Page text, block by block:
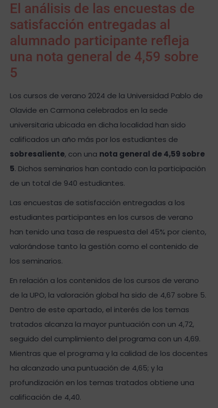
El análisis de las encuestas de
satisfacción entregadas al
alumnado participante refleja
una nota general de 4,59 sobre
5
Los cursos de verano 2024 de la Universidad Pablo de
Olavide en Carmona celebrados en la sede
universitaria ubicada en dicha localidad han sido
calificados un año más por los estudiantes de
sobresaliente, con una nota general de 4,59 sobre
5. Dichos seminarios han contado con la participación
de un total de 940 estudiantes.
Las encuestas de satisfacción entregadas a los
estudiantes participantes en los cursos de verano
han tenido una tasa de respuesta del 45% por ciento,
valorándose tanto la gestión como el contenido de
los seminarios.
En relación a los contenidos de los cursos de verano
de la UPO, la valoración global ha sido de 4,67 sobre 5.
Dentro de este apartado, el interés de los temas
tratados alcanza la mayor puntuación con un 4,72,
seguido del cumplimiento del programa con un 4,69.
Mientras que el programa y la calidad de los docentes
ha alcanzado una puntuación de 4,65; y la
profundización en los temas tratados obtiene una
calificación de 4,40.